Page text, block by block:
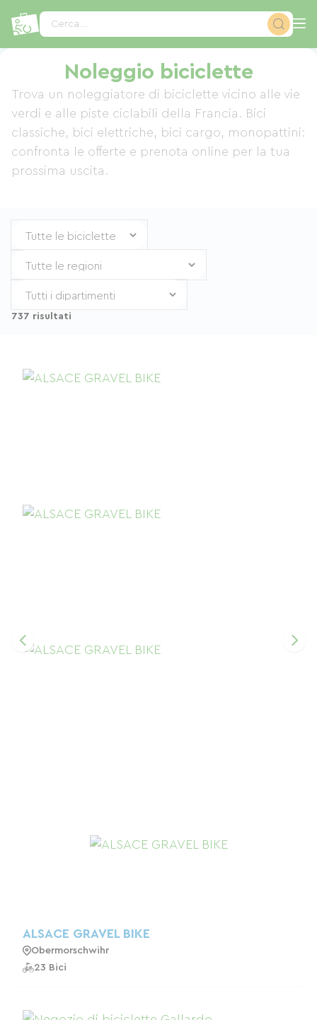
Cerca...
Noleggio biciclette
Trova un noleggiatore di biciclette vicino alle vie
verdi e alle piste ciclabili della Francia. Bici
classiche, bici elettriche, bici cargo, monopattini:
confronta le offerte e prenota online per la tua
prossima uscita.
737 risultati
ALSACE GRAVEL BIKE
Obermorschwihr
23 Bici
Pannello di gestione dei cookies